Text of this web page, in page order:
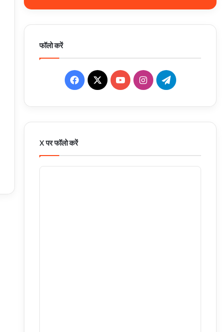
फॉलो करें
Facebook
X YouTubeInstagramTelegram
X पर फॉलो करें